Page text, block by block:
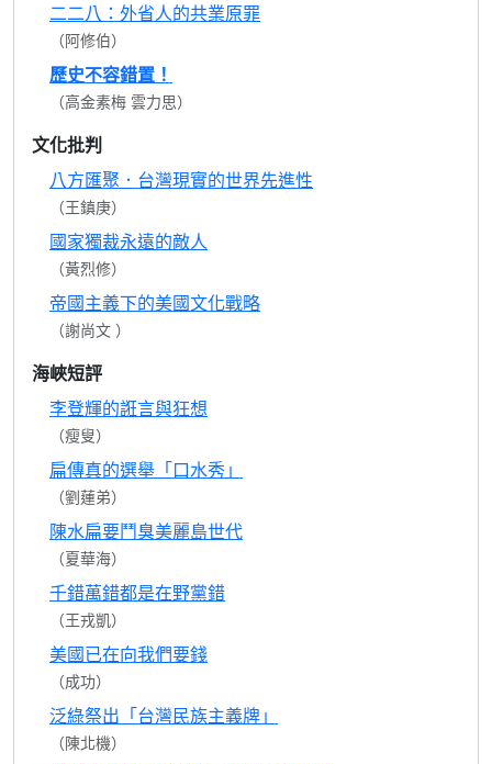
二二八：外省人的共業原罪
（阿修伯）
歷史不容錯置！
（高金素梅 雲力思）
文化批判
八方匯聚．台灣現實的世界先進性
（王鎮庚）
國家獨裁永遠的敵人
（黃烈修）
帝國主義下的美國文化戰略
（謝尚文 ）
海峽短評
李登輝的誑言與狂想
（瘦叟）
扁傳真的選舉「口水秀」
（劉蓮弟）
陳水扁要鬥臭美麗島世代
（夏華海）
千錯萬錯都是在野黨錯
（王戎凱）
美國已在向我們要錢
（成功）
泛綠祭出「台灣民族主義牌」
（陳北機）